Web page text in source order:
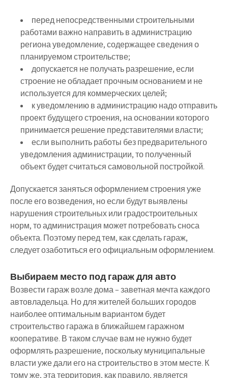
перед непосредственными строительными
работами важно направить в администрацию
региона уведомление, содержащее сведения о
планируемом строительстве;
допускается не получать разрешение, если
строение не обладает прочным основанием и не
используется для коммерческих целей;
к уведомлению в администрацию надо отправить
проект будущего строения, на основании которого
принимается решение представителями власти;
если выполнить работы без предварительного
уведомления администрации, то полученный
объект будет считаться самовольной постройкой.
Допускается заняться оформлением строения уже
после его возведения, но если будут выявлены
нарушения строительных или градостроительных
норм, то администрация может потребовать сноса
объекта. Поэтому перед тем, как сделать гараж,
следует озаботиться его официальным оформлением.
Выбираем место под гараж для авто
Возвести гараж возле дома – заветная мечта каждого
автовладельца. Но для жителей больших городов
наиболее оптимальным вариантом будет
строительство гаража в ближайшем гаражном
кооперативе. В таком случае вам не нужно будет
оформлять разрешение, поскольку муниципальные
власти уже дали его на строительство в этом месте. К
тому же, эта территория, как правило, является